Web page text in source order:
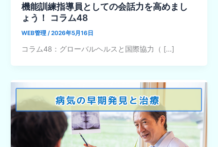
機能訓練指導員としての会話力を高めまし
ょう！ コラム48
WEB管理/2026年5月16日
コラム48：グローバルヘルスと国際協力（ […]